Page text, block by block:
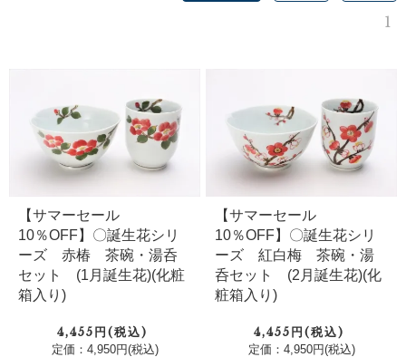
1
【サマーセール
10％OFF】〇誕生花シリ
ーズ 赤椿 茶碗・湯呑
セット (1月誕生花)(化粧
箱入り)
4,455円(税込)
定価：4,950円(税込)
【サマーセール
10％OFF】〇誕生花シリ
ーズ 紅白梅 茶碗・湯
呑セット (2月誕生花)(化
粧箱入り)
4,455円(税込)
定価：4,950円(税込)